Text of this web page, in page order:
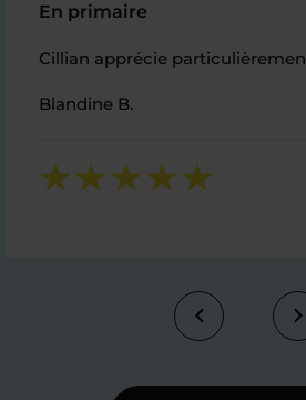
En primaire
Cillian apprécie
Blandine B.